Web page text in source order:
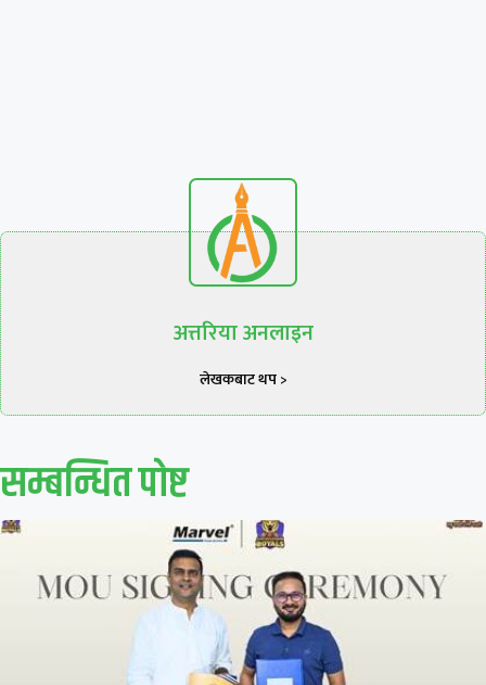
अत्तरिया अनलाइन
लेखकबाट थप >
सम्बन्धित पाेष्ट